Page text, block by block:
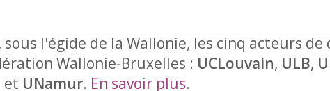
l'égide de la Wallonie, les cinq acteurs de
Wallonie-Bruxelles : UCLouvain, ULB,
et UNamur. En savoir plus.